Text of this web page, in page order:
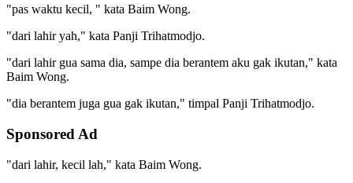
"pas waktu kecil, " kata Baim Wong.
"dari lahir yah," kata Panji Trihatmodjo.
"dari lahir gua sama dia, sampe dia berantem aku gak ikutan," kata
Baim Wong.
"dia berantem juga gua gak ikutan," timpal Panji Trihatmodjo.
Sponsored Ad
"dari lahir, kecil lah," kata Baim Wong.